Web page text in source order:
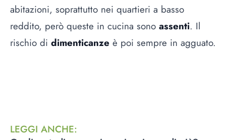
abitazioni, soprattutto nei quartieri a basso
reddito, però queste in cucina sono assenti. Il
rischio di dimenticanze è poi sempre in agguato.
LEGGI ANCHE: